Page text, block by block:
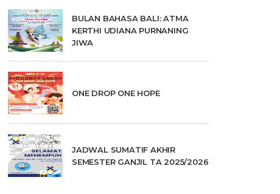
BULAN BAHASA BALI: ATMA
KERTHI UDIANA PURNANING
JIWA
ONE DROP ONE HOPE
JADWAL SUMATIF AKHIR
SEMESTER GANJIL TA 2025/2026